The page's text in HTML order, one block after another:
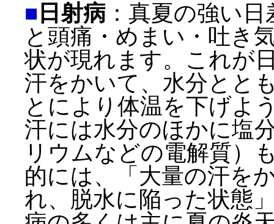
■ 日射病：真夏の強い
と頭痛・めまい・吐き
状が現れます。これが
汗をかいて、水分とと
とにより体温を下げよ
汗には水分のほかに塩
リウムなどの電解質）
的には、「大量の汗を
れ、脱水に陥った状態